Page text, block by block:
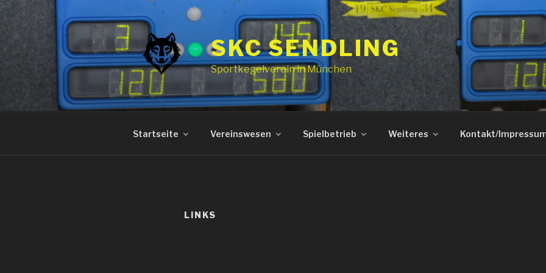
Zum
Inhalt
springen
SKC SENDLING
Sportkegelverein in München
Startseite Vereinswesen Spielbetrieb Weiteres Kontakt/
LINKS